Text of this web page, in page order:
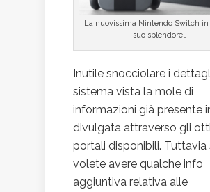
La nuovissima Nintendo Switch
suo splendore…
Inutile snocciolare i
sistema vista la mole di
informazioni già presente
divulgata attraverso gli
portali disponibili. Tuttavia
volete avere qualche info
aggiuntiva relativa alle